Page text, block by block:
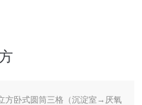
方卧式圆筒三格（沉淀室→厌氧